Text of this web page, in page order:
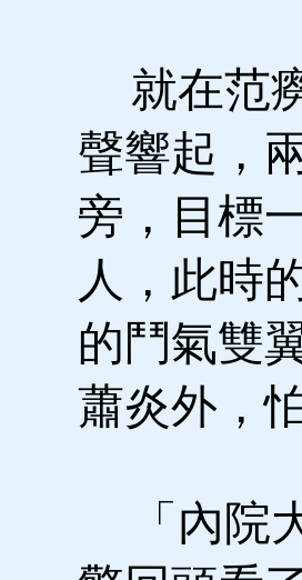
就在范
聲響起，
旁，目標
人，此時
的鬥氣雙
蕭炎外，
「內院